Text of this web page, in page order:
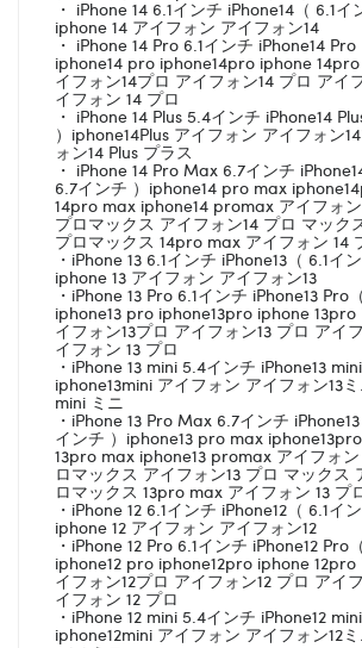
・ iPhone 14 6.1インチ iPhone14（ 6.1
iphone 14 アイフォン アイフォン14
・ iPhone 14 Pro 6.1インチ iPhone14 Pro
iphone14 pro iphone14pro iphone
イフォン14プロ アイフォン14 プロ アイ
イフォン 14 プロ
・ iPhone 14 Plus 5.4インチ iPhone14
）iphone14Plus アイフォン アイフォン
ォン14 Plus プラス
・ iPhone 14 Pro Max 6.7インチ
6.7インチ ）iphone14 pro max
14pro max iphone14 promax アイフォ
プロマックス アイフォン14 プロ マック
プロマックス 14pro max アイフォン 14
・iPhone 13 6.1インチ iPhone13（ 6.1イ
iphone 13 アイフォン アイフォン13
・iPhone 13 Pro 6.1インチ iPhone13 Pro
iphone13 pro iphone13pro iphone 13pro
イフォン13プロ アイフォン13 プロ アイ
イフォン 13 プロ
・iPhone 13 mini 5.4インチ iPhone13
iphone13mini アイフォン アイフォン13
mini ミニ
・iPhone 13 Pro Max 6.7インチ
インチ ）iphone13 pro max
13pro max iphone13 promax アイフォン
ロマックス アイフォン13 プロ マックス
ロマックス 13pro max アイフォン 13 プ
・iPhone 12 6.1インチ iPhone12（ 6.1イ
iphone 12 アイフォン アイフォン12
・iPhone 12 Pro 6.1インチ iPhone12 Pro
iphone12 pro iphone12pro iphone 12pro
イフォン12プロ アイフォン12 プロ アイ
イフォン 12 プロ
・iPhone 12 mini 5.4インチ iPhone12
iphone12mini アイフォン アイフォン12